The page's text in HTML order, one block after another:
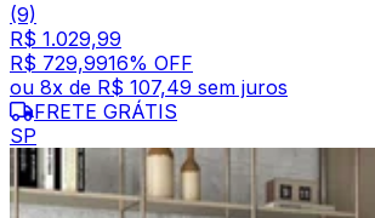
(9)
R$ 1.029,99
R$ 729,9916% OFF
ou 8x de R$ 107,49 sem juros
FRETE GRÁTIS
SP